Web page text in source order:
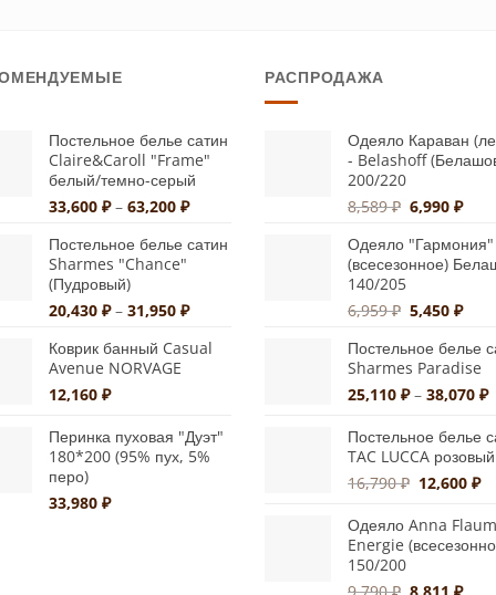
несколько
Опции
можно
выбрать
на
странице
товара.
Опции
можно
выбрать
на
странице
товара.
Постельное белье сатин
Claire&Caroll "Frame"
белый/темно-серый
33,600 ₽ – 63,200 ₽Диапазон
33,600 ₽
Постельное белье сатин
Sharmes "Chance"
(Пудровый)
20,430 ₽ – 31,950 ₽Диапазон
20,430 ₽
Коврик банный Casual
Avenue NORVAGE
12,160 ₽
Перинка пуховая "Дуэт"
180*200 (95% пух, 5%
перо)
33,980 ₽
РАСПРОДАЖА
Одеяло Караван
- Belashoff
200/220
8,589₽
составляла
8,589 ₽.
6,990₽
Одеяло "Гармония"
(всесезонное)
140/205
6,959₽
составляла
6,959 ₽.
5,450₽
Постельное белье
Sharmes Paradise
25,110 ₽ – 38,070 ₽
–
Постельное белье
TAC LUCCA розовый
16,790₽
16,790 ₽.
12,600₽
Одеяло Anna Flaum
Energie
150/200